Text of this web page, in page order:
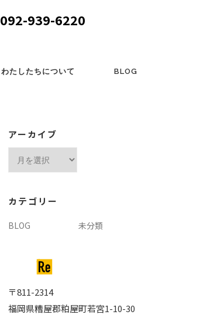
わたしたちについて BLOG
092-939-6220
アーカイブ
ブ
カテゴリー
BLOG 未分類
〒811-2314
福岡県糟屋郡粕屋町若宮1-10-30